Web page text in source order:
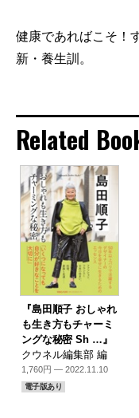
健康であればこそ！
新・養生訓。
Related
『島田順子 おしゃれ
も生き方もチャーミ
ングな秘密 Sh …』
クウネル編集部 編
1,760円 — 2022.11.10
電子版あり